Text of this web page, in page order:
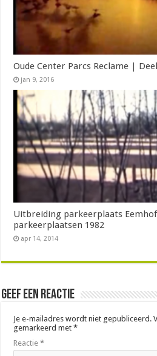
Oude Center Parcs Reclame |
jan 9, 2016
Uitbreiding parkeerplaats
parkeerplaatsen 1982
apr 14, 2014
Geef een reactie
Je e-mailadres wordt niet gepubliceerd.
gemarkeerd met*
Reactie*